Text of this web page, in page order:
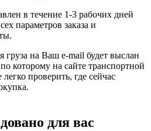
в течение 1-3 рабочих дней
параметров заказа и
груза на Ваш e-mail будет выслан
которому на сайте транспортной
проверить, где сейчас
для вас